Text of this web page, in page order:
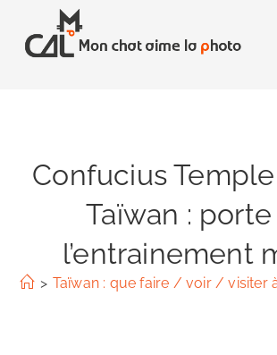
content
Confucius Temple
Taïwan :
l’entrainement
> Taïwan : que faire / voir / visiter